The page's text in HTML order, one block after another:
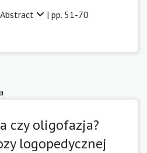
Abstract | pp. 51-70
czy oligofazja?
logopedycznej